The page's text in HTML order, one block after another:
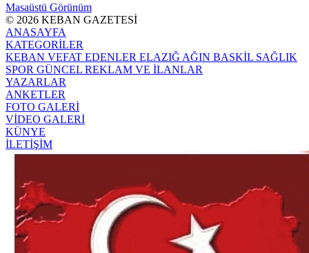
Masaüstü Görünüm
© 2026 KEBAN GAZETESİ
ANASAYFA
KATEGORİLER
KEBAN VEFAT EDENLER ELAZIĞ AĞIN BASKİL SAĞLIK
SPOR GÜNCEL REKLAM VE İLANLAR
YAZARLAR
ANKETLER
FOTO GALERİ
VİDEO GALERİ
KÜNYE
İLETİŞİM